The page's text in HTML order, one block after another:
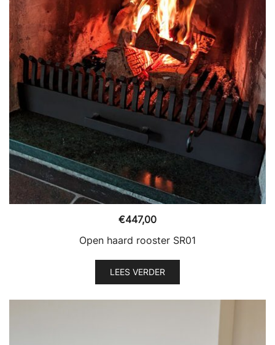
€447,00
Open haard rooster SR01
LEES VERDER